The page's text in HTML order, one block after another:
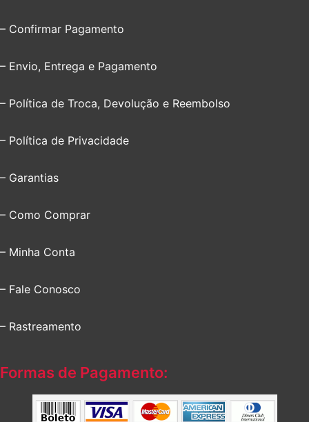
– Confirmar Pagamento
– Envio, Entrega e Pagamento
– Política de Troca, Devolução e Reembolso
– Política de Privacidade
– Garantias
– Como Comprar
– Minha Conta
– Fale Conosco
– Rastreamento
Formas de Pagamento: